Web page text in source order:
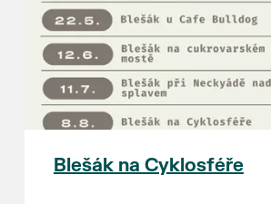
K tanci a poslechu bude hrát DH
Lanžhotčané.
Těšíme se na Vás!
Blešák na Cyklosféře